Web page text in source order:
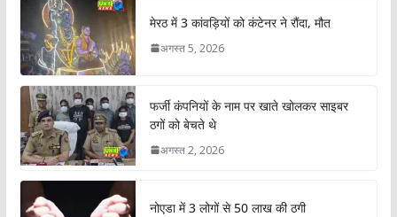
मेरठ में 3 कांवड़ियों को कंटेनर ने रौंदा, मौत
अगस्त 5, 2026
फर्जी कंपनियों के नाम पर खाते खोलकर साइबर
ठगों को बेचते थे
अगस्त 2, 2026
नोएडा में 3 लोगों से 50 लाख की ठगी